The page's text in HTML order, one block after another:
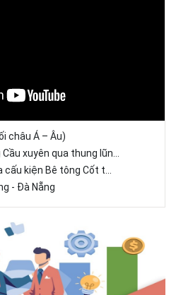
châu Á – Âu)
xuyên qua thung lũn...
kiện Bê tông Cốt t...
- Đà Nẵng